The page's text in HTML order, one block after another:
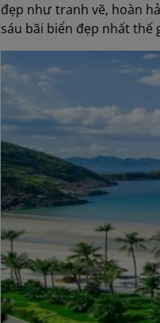
đẹp như tranh vẽ, hoàn
sáu bãi biển đẹp nhất thế